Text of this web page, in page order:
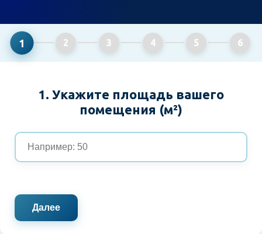
1 2 3 4 5 6
1. Укажите площадь вашего
помещения (м²)
Далее